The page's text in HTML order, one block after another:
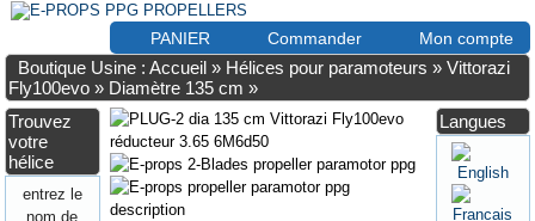
PANIER Commander Mon compte
Boutique Usine : Accueil » Hélices pour paramoteurs »Vittorazi
Fly100evo » Diamètre 135 cm »
Trouvez
votre
hélice
entrez le
nom de
Langues